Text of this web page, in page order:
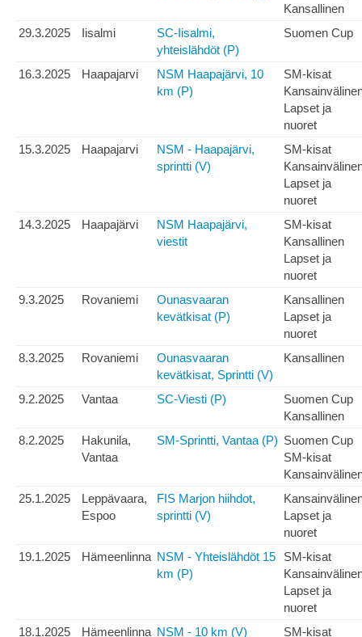
Kansallinen
29.3.2025
Iisalmi
SC-Iisalmi,
yhteislähdöt (P)
Suomen Cup
16.3.2025 Haapajarvi
NSM Haapajärvi, 10
km (P)
SM-kisat
Lapset ja
nuoret
15.3.2025
Haapajarvi
NSM - Haapajärvi,
sprintti (V)
SM-kisat
Lapset ja
nuoret
14.3.2025
Haapajärvi
NSM Haapajärvi,
viestit
SM-kisat
Kansallinen
Lapset ja
nuoret
9.3.2025
Rovaniemi
Ounasvaaran
kevätkisat (P)
Kansallinen
Lapset ja
nuoret
8.3.2025
Rovaniemi
Ounasvaaran
kevätkisat, Sprintti (V)
Kansallinen
9.2.2025 Vantaa SC-Viesti (P)
Suomen Cup
Kansallinen
8.2.2025
Hakunila,
Vantaa
SM-Sprintti, Vantaa (P) Suomen Cup
SM-kisat
25.1.2025
Leppävaara,
Espoo
FIS Marjon hiihdot,
sprintti (V)
Lapset ja
nuoret
19.1.2025
Hämeenlinna NSM - Yhteislähdöt 15
km (P)
SM-kisat
Lapset ja
nuoret
18.1.2025
Hämeenlinna NSM - 10 km (V) SM-kisat